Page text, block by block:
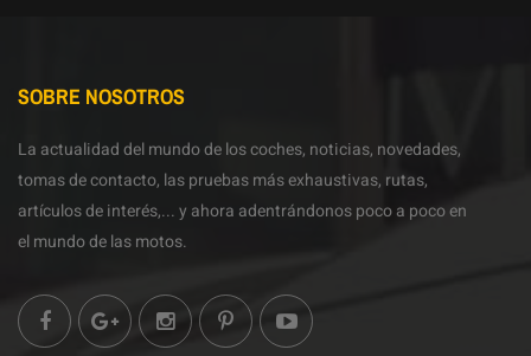
SOBRE NOSOTROS
La actualidad del mundo de los coches, noticias, novedades,
tomas de contacto, las pruebas más exhaustivas, rutas,
artículos de interés,... y ahora adentrándonos poco a poco en
el mundo de las motos.